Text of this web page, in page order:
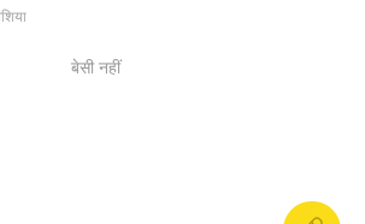
बेसी नहीं